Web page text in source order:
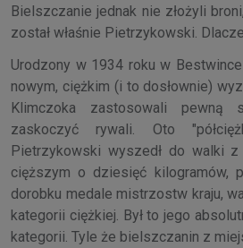
Bielszczanie jednak nie złożyli
został właśnie Pietrzykowski.
Urodzony w 1934 roku w
nowym, ciężkim (i to dosłownie)
Klimczoka zastosowali pewną
zaskoczyć rywali. Oto
Pietrzykowski wyszedł do walki z
cięższym o dziesięć kilogramów,
dorobku medale mistrzostw kraju,
kategorii ciężkiej. Był to jego
kategorii. Tyle że bielszczanin z